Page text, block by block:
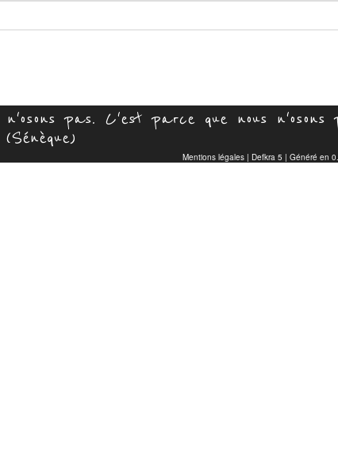
pas. C'est parce que nous n'osons
Mentions légales | Defkra 5 | Généré en